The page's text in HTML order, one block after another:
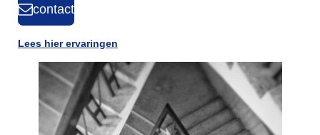
contact
Lees hier ervaringen